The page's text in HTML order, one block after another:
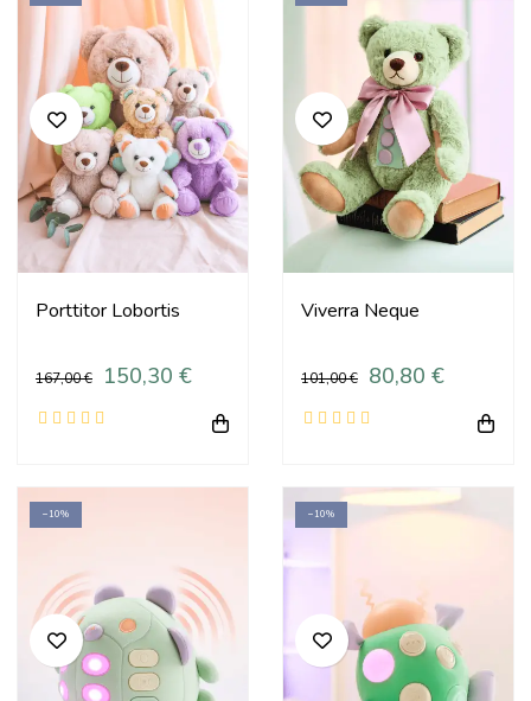
Porttitor Lobortis
167,00 € 150,30 €
Viverra Neque
101,00 € 80,80 €
−10% −10%